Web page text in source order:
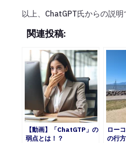
以上、ChatGPT氏からの説明
関連投稿:
【動画】「ChatGTP」の
弱点とは！？
ロー
の行方